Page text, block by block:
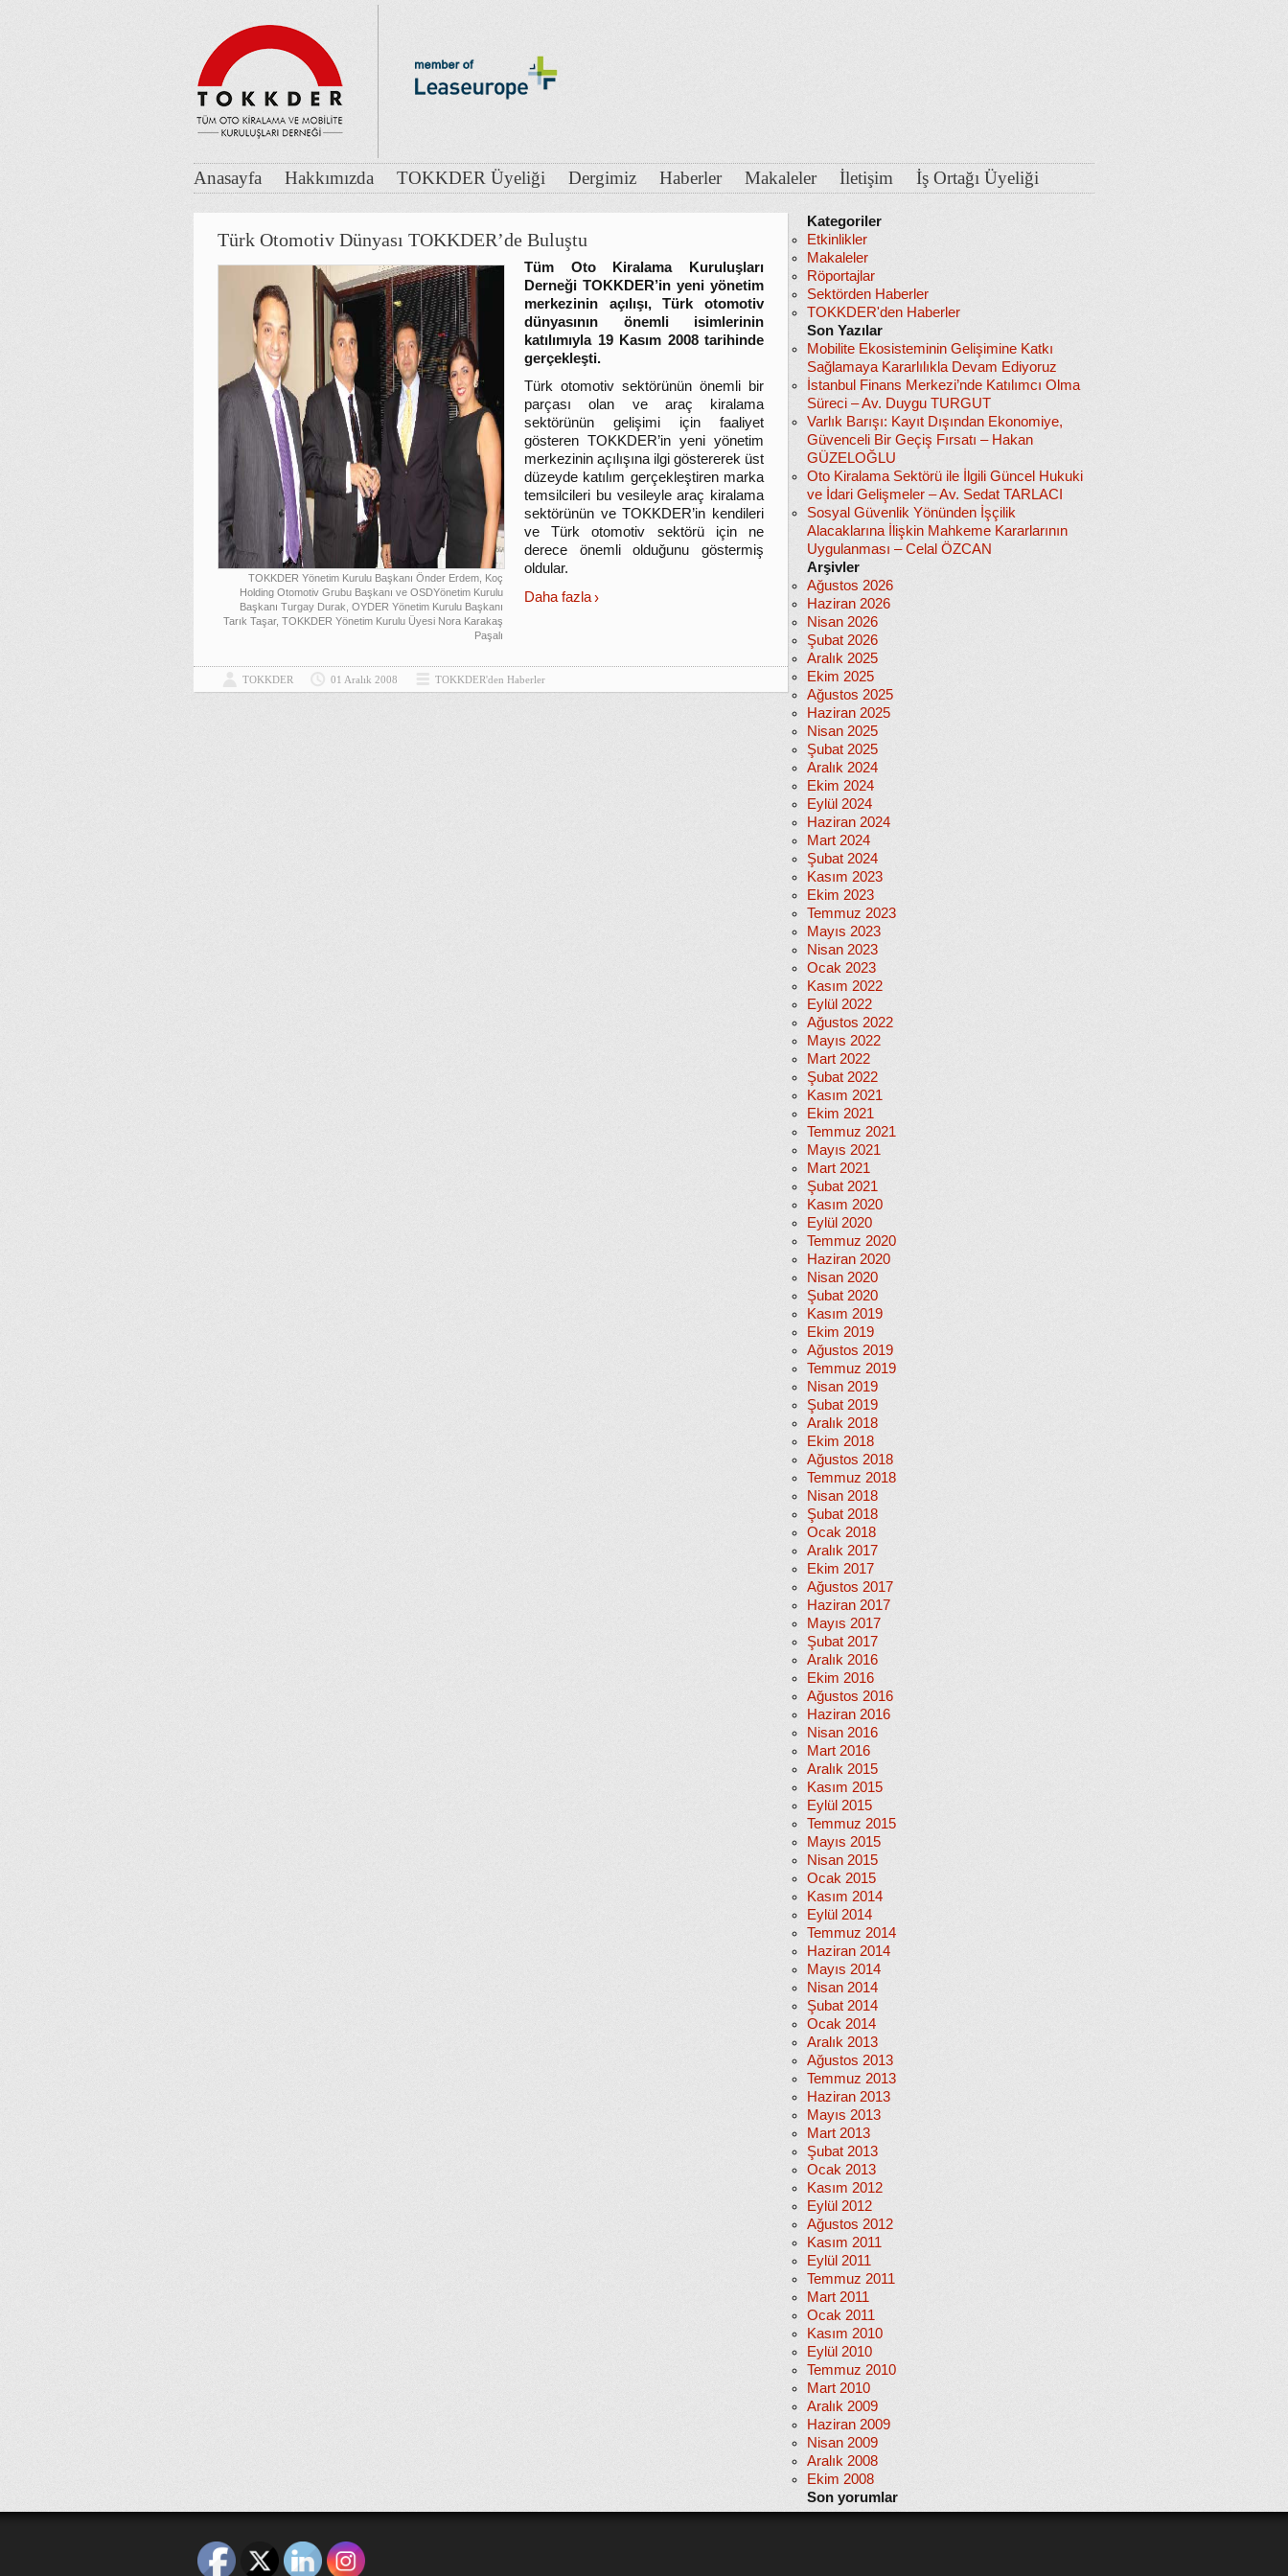
Anasayfa Hakkımızda TOKKDER Üyeliği Dergimiz Haberler Makaleler İletişim İş Ortağı Üyeliği
Türk Otomotiv Dünyası TOKKDER’de Buluştu
TOKKDER Yönetim Kurulu Başkanı Önder Erdem, Koç
Holding Otomotiv Grubu Başkanı ve OSDYönetim Kurulu
Başkanı Turgay Durak, OYDER Yönetim Kurulu Başkanı
Tarık Taşar, TOKKDER Yönetim Kurulu Üyesi Nora Karakaş
Paşalı
Tüm Oto Kiralama Kuruluşları
Derneği TOKKDER’in yeni yönetim
merkezinin açılışı, Türk otomotiv
dünyasının önemli isimlerinin
katılımıyla 19 Kasım 2008 tarihinde
gerçekleşti.
Türk otomotiv sektörünün önemli bir
parçası olan ve araç kiralama
sektörünün gelişimi için faaliyet
gösteren TOKKDER’in yeni yönetim
merkezinin açılışına ilgi göstererek üst
düzeyde katılım gerçekleştiren marka
temsilcileri bu vesileyle araç kiralama
sektörünün ve TOKKDER’in kendileri
ve Türk otomotiv sektörü için ne
derece önemli olduğunu göstermiş
oldular.
Daha fazla
TOKKDER 01 Aralık 2008 TOKKDER'den Haberler
Kategoriler
Etkinlikler
Makaleler
Röportajlar
Sektörden Haberler
TOKKDER'den Haberler
Son Yazılar
Mobilite Ekosisteminin Gelişimine Katkı
Sağlamaya Kararlılıkla Devam Ediyoruz
İstanbul Finans Merkezi’nde Katılımcı Olma
Süreci – Av. Duygu TURGUT
Varlık Barışı: Kayıt Dışından Ekonomiye,
Güvenceli Bir Geçiş Fırsatı – Hakan
GÜZELOĞLU
Oto Kiralama Sektörü ile İlgili Güncel Hukuki
ve İdari Gelişmeler – Av. Sedat TARLACI
Sosyal Güvenlik Yönünden İşçilik
Alacaklarına İlişkin Mahkeme Kararlarının
Uygulanması – Celal ÖZCAN
Arşivler
Ağustos 2026
Haziran 2026
Nisan 2026
Şubat 2026
Aralık 2025
Ekim 2025
Ağustos 2025
Haziran 2025
Nisan 2025
Şubat 2025
Aralık 2024
Ekim 2024
Eylül 2024
Haziran 2024
Mart 2024
Şubat 2024
Kasım 2023
Ekim 2023
Temmuz 2023
Mayıs 2023
Nisan 2023
Ocak 2023
Kasım 2022
Eylül 2022
Ağustos 2022
Mayıs 2022
Mart 2022
Şubat 2022
Kasım 2021
Ekim 2021
Temmuz 2021
Mayıs 2021
Mart 2021
Şubat 2021
Kasım 2020
Eylül 2020
Temmuz 2020
Haziran 2020
Nisan 2020
Şubat 2020
Kasım 2019
Ekim 2019
Ağustos 2019
Temmuz 2019
Nisan 2019
Şubat 2019
Aralık 2018
Ekim 2018
Ağustos 2018
Temmuz 2018
Nisan 2018
Şubat 2018
Ocak 2018
Aralık 2017
Ekim 2017
Ağustos 2017
Haziran 2017
Mayıs 2017
Şubat 2017
Aralık 2016
Ekim 2016
Ağustos 2016
Haziran 2016
Nisan 2016
Mart 2016
Aralık 2015
Kasım 2015
Eylül 2015
Temmuz 2015
Mayıs 2015
Nisan 2015
Ocak 2015
Kasım 2014
Eylül 2014
Temmuz 2014
Haziran 2014
Mayıs 2014
Nisan 2014
Şubat 2014
Ocak 2014
Aralık 2013
Ağustos 2013
Temmuz 2013
Haziran 2013
Mayıs 2013
Mart 2013
Şubat 2013
Ocak 2013
Kasım 2012
Eylül 2012
Ağustos 2012
Kasım 2011
Eylül 2011
Temmuz 2011
Mart 2011
Ocak 2011
Kasım 2010
Eylül 2010
Temmuz 2010
Mart 2010
Aralık 2009
Haziran 2009
Nisan 2009
Aralık 2008
Ekim 2008
Son yorumlar